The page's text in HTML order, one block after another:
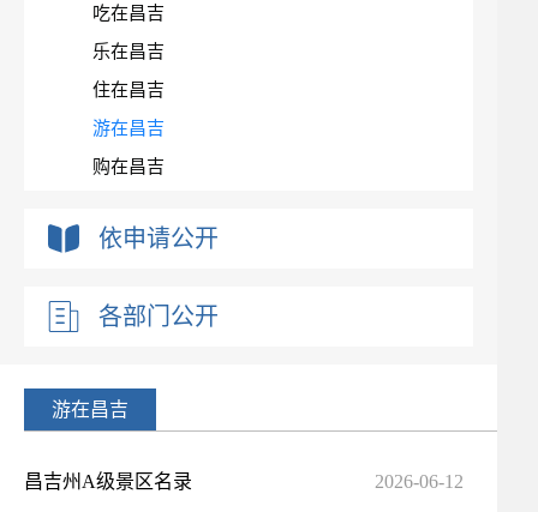
吃在昌吉
乐在昌吉
住在昌吉
游在昌吉
购在昌吉
对外办事结果公示
依申请公开
各部门公开
游在昌吉
昌吉州A级景区名录 2026-06-12